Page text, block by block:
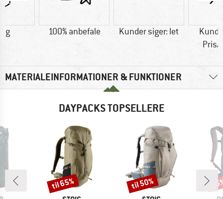
g 100% anbefale Kunder siger: let
Pris/
MATERIALEINFORMATIONER & FUNKTIONER
DAYPACKS TOPSELLERE
Rabat
til 65% Rabat
til 50%